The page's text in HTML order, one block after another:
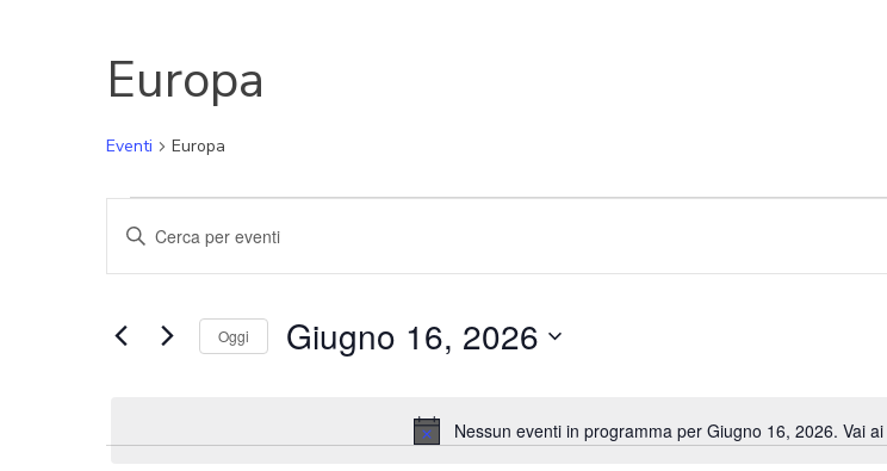
Europa
Eventi Europa
Eventi
16,
Notice
Nessun eventi in programma per Giugno 16, 2026. Vai ai
Eventi
viste
Inserisci
Eventi
Oggi Giugno 16, 2026